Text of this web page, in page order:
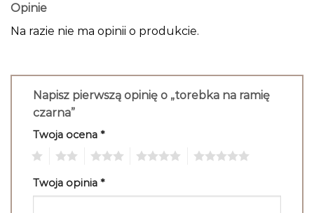
Opinie
Na razie nie ma opinii o produkcie.
Napisz pierwszą opinię o „torebka na ramię
czarna”
Twoja ocena *
Twoja opinia *